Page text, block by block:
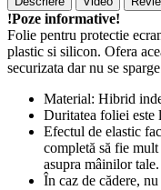
!Poze informative!
Folie pentru protectie
plastic si silicon. Ofera
securizata dar nu se
Material: Hibrid
Duritatea foliei este
Efectul de elastic
completă să fie
asupra mâinilor tale.
În caz de cădere,